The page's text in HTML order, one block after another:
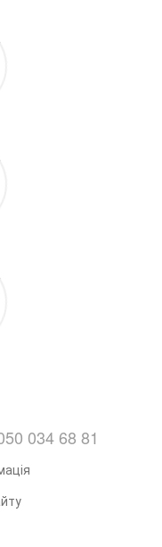
034 68 81